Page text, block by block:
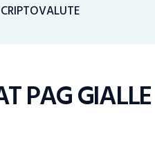
CRIPTOVALUTE
PAG